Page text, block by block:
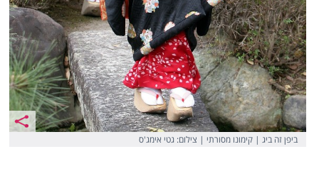
ביפן זה ביג | קימונו מסורתי | צילום: גטי אימג'ס